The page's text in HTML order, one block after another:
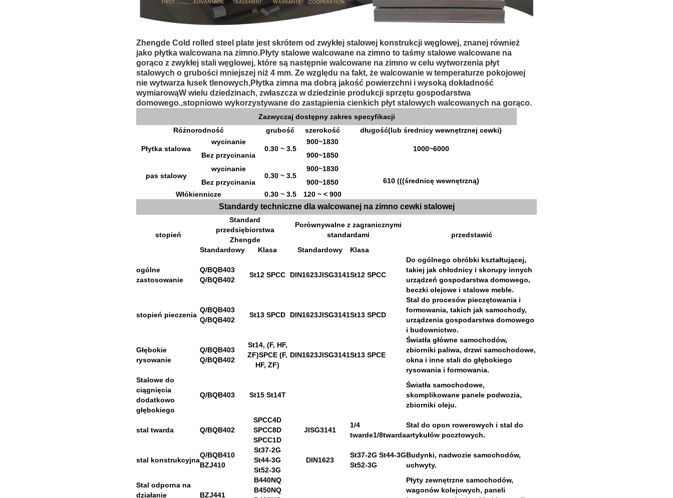
Zhengde Cold rolled steel plate jest skrótem od zwykłej stalowej konstrukcji węglowej, znanej również
jako płytka walcowana na zimno.Płyty stalowe walcowane na zimno to taśmy stalowe walcowane na
gorąco z zwykłej stali węglowej, które są następnie walcowane na zimno w celu wytworzenia płyt
stalowych o grubości mniejszej niż 4 mm. Ze względu na fakt, że walcowanie w temperaturze pokojowej
nie wytwarza łusek tlenowych,Płytka zimna ma dobrą jakość powierzchni i wysoką dokładność
wymiarowąW wielu dziedzinach, zwłaszcza w dziedzinie produkcji sprzętu gospodarstwa
domowego.,stopniowo wykorzystywane do zastąpienia cienkich płyt stalowych walcowanych na gorąco.
Zazwyczaj dostępny zakres specyfikacji
Różnorodność
grubość szerokość długość(lub średnicy wewnętrznej cewki)
Płytka stalowa
wycinanie
0.30 ~ 3.5
900~1830
1000~6000
Bez przycinania
900~1850
pas stalowy
wycinanie
0.30 ~ 3.5
900~1830
610 (((średnicę wewnętrzną)
Bez przycinania
900~1850
Włókiennicze
0.30 ~ 3.5 120 ~ < 900
Standardy techniczne dla walcowanej na zimno cewki stalowej
stopień
Standard
przedsiębiorstwa
Zhengde
Porównywalne z zagranicznymi
standardami
przedstawić
Standardowy
Klasa Standardowy Klasa
ogólne
zastosowanie
Q/BQB403
Q/BQB402
St12 SPCC DIN1623JISG3141St12 SPCC
Do ogólnego obróbki kształtującej,
takiej jak chłodnicy i skorupy innych
urządzeń gospodarstwa domowego,
beczki olejowe i stalowe meble.
stopień pieczenia
Q/BQB403
Q/BQB402
St13 SPCD DIN1623JISG3141St13 SPCD
Stal do procesów pieczętowania i
formowania, takich jak samochody,
urządzenia gospodarstwa domowego
i budownictwo.
Głębokie
rysowanie
Q/BQB403
Q/BQB402
St14, (F, HF,
ZF)SPCE (F,
HF, ZF)
DIN1623JISG3141St13 SPCE
Światła główne samochodów,
zbiorniki paliwa, drzwi samochodowe,
okna i inne stali do głębokiego
rysowania i formowania.
Stalowe do
ciągnięcia
dodatkowo
głębokiego
Q/BQB403 St15 St14T
Światła samochodowe,
skomplikowane panele podwozia,
zbiorniki oleju.
stal twarda Q/BQB402
SPCC4D
SPCC8D
SPCC1D
JISG3141
1/4
twarde1/8twarda
Stal do opon rowerowych i stal do
artykułów pocztowych.
stal konstrukcyjna
Q/BQB410
BZJ410
St37-2G
St44-3G
St52-3G
DIN1623
St37-2G St44-3G
St52-3G
Budynki, nadwozie samochodów,
uchwyty.
Stal odporna na
działanie
BZJ441
B440NQ
B450NQ
Płyty zewnętrzne samochodów,
wagonów kolejowych, paneli